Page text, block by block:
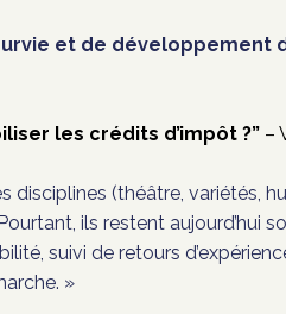
et de développement
les crédits d’impôt ?”–
disciplines (théâtre, variétés,
ils restent aujourd’hui
suivi de retours
»